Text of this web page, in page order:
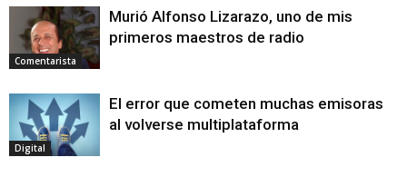
Comentarista
Murió Alfonso Lizarazo, uno de mis
primeros maestros de radio
Digital
El error que cometen muchas emisoras
al volverse multiplataforma